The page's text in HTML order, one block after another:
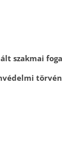
szakmai